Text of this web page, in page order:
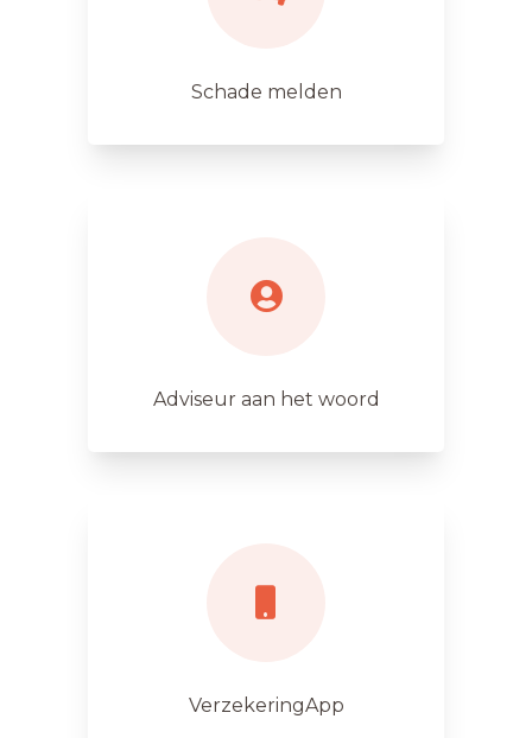
Schade melden
Adviseur aan het woord
VerzekeringApp